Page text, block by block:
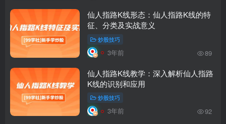
仙人指路K线形态：仙人指路K线的特
征、分类及实战意义
炒股技巧
3年前 89
仙人指路K线教学：深入解析仙人指路
K线的识别和应用
炒股技巧
3年前 92